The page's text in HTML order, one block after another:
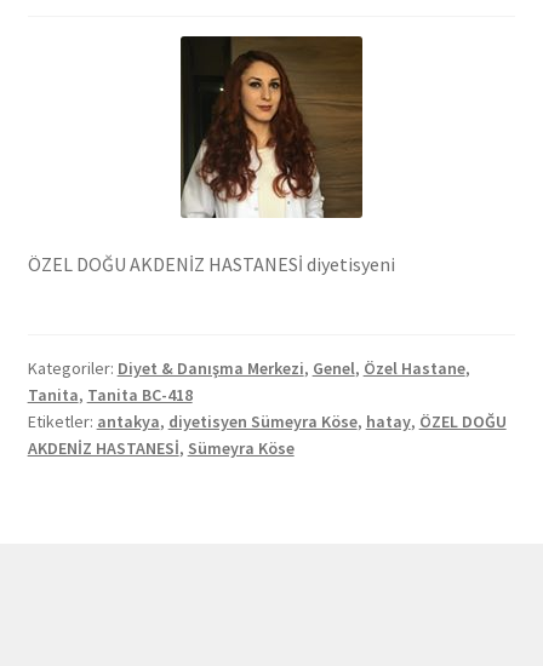
Formu doldurun biz sayfanızı oluşturalım
ÖZEL DOĞU AKDENİZ HASTANESİ diyetisyeni
Kategoriler: Diyet & Danışma Merkezi, Genel, Özel Hastane,
Tanita, Tanita BC-418
Etiketler: antakya, diyetisyen Sümeyra Köse, hatay, ÖZEL DOĞU
AKDENİZ HASTANESİ, Sümeyra Köse